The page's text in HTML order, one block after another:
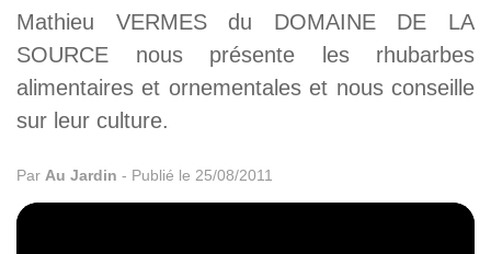
Mathieu VERMES du DOMAINE DE LA
SOURCE nous présente les rhubarbes
alimentaires et ornementales et nous conseille
sur leur culture.
Par Au Jardin - Publié le 25/08/2011